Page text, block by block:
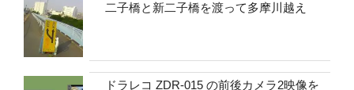
二子橋と新二子橋を渡って多摩川越え
ドラレコ ZDR-015 の前後カメラ2映像を